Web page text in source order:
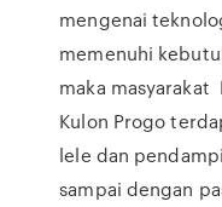
mengenai
memenuhi
maka masyarakat
Kulon Progo
lele dan
sampai dengan